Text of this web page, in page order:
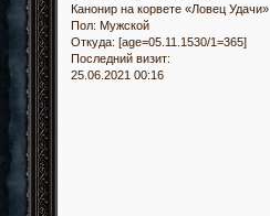
Канонир на корвете «Ловец Удачи»
Пол: Мужской
Откуда: [age=05.11.1530/1=365]
Последний визит:
25.06.2021 00:16